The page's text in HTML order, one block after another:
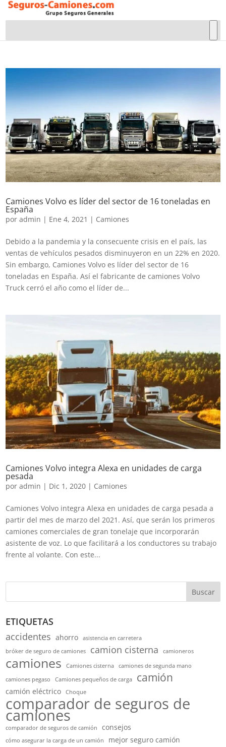
Camiones Volvo es líder del sector de 16 toneladas en
España
poradmin | Ene 4, 2021 | Camiones
Debido a la pandemia y la consecuente crisis en el país, las
ventas de vehículos pesados disminuyeron en un 22% en 2020.
Sin embargo, Camiones Volvo es líder del sector de 16
toneladas en España. Así el fabricante de camiones Volvo
Truck cerró el año como el líder de...
Camiones Volvo integra Alexa en unidades de carga
pesada
poradmin | Dic 1, 2020 | Camiones
Camiones Volvo integra Alexa en unidades de carga pesada a
partir del mes de marzo del 2021. Así, que serán los primeros
camiones comerciales de gran tonelaje que incorporarán
asistente de voz. Lo que facilitará a los conductores su trabajo
frente al volante. Con este...
Buscar
ETIQUETAS
accidentes ahorro
asistencia en carretera
bróker de seguro de camiones
camion cisterna camioneros
camiones Camiones cisterna
camiones de segunda mano
camiones pegaso
Camiones pequeños de carga camión
camión eléctrico Choque
comparador de seguros de
camiones
comparador de seguros de camión consejos
cómo asegurar la carga de un camión mejor seguro camión